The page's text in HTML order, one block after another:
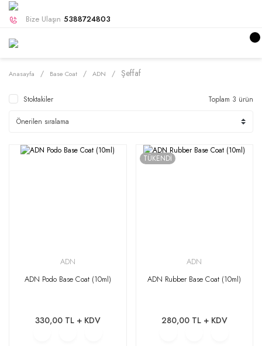
Bize Ulaşın 5388724803
Anasayfa Base Coat ADN Şeffaf
Stoktakiler Toplam 3 ürün
ADN
ADN Podo Base Coat (10ml)
330,00 TL + KDV
TÜKENDİ
ADN
ADN Rubber Base Coat (10ml)
280,00 TL + KDV